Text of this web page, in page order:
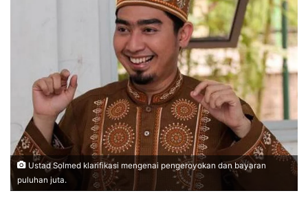
Ustad Solmed klarifikasi mengenai pengeroyokan dan bayaran
puluhan juta.